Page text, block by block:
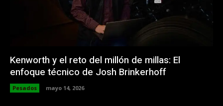
Kenworth y el reto del millón de millas: El
enfoque técnico de Josh Brinkerhoff
Pesados mayo 14, 2026